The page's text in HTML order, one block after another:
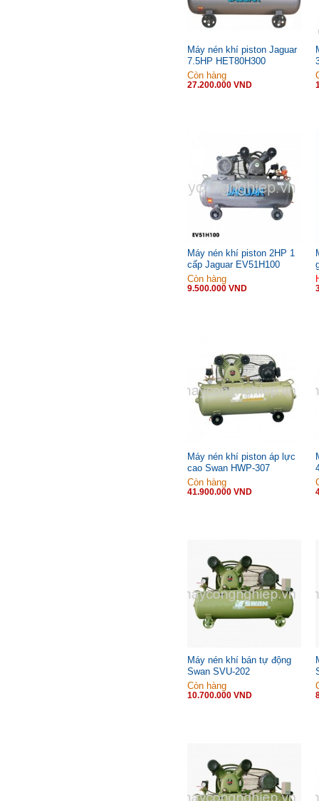
Máy nén khí piston Jaguar
7.5HP HET80H300
Còn hàng
27.200.000 VND
Máy nén khí piston 2HP 1
cấp Jaguar EV51H100
Còn hàng
9.500.000 VND
Máy nén khí piston áp lực
cao Swan HWP-307
Còn hàng
41.900.000 VND
Máy nén khí bán tự động
Swan SVU-202
Còn hàng
10.700.000 VND